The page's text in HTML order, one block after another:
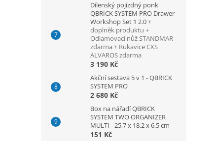
Dílenský pojízdný ponk
QBRICK SYSTEM PRO Drawer
Workshop Set 1 2.0+
doplněk produktu +
Odlamovací nůž STANDMAR
zdarma + Rukavice CXS
ALVAROS zdarma
3 190 Kč
Akční sestava 5 v 1 - QBRICK
SYSTEM PRO
2 680 Kč
Box na nářadí QBRICK
SYSTEM TWO ORGANIZER
MULTI - 25,7 x 18,2 x 6,5 cm
151 Kč